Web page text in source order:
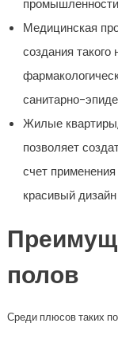
Медицинская
создания
санитарно-
Жилые
позволяет
счет
красивый
полов
Среди плюсов таких